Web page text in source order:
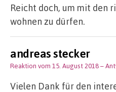
Reicht doch, um mit den
wohnen zu dürfen.
andreas stecker
Reaktion vom 15. August 2018–
Vielen Dank für den